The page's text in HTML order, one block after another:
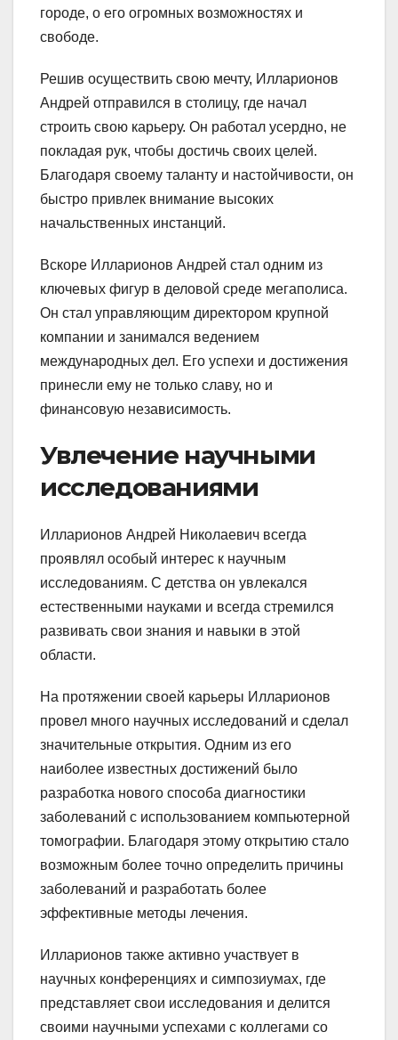
городе, о его огромных возможностях и
свободе.
Решив осуществить свою мечту, Илларионов
Андрей отправился в столицу, где начал
строить свою карьеру. Он работал усердно, не
покладая рук, чтобы достичь своих целей.
Благодаря своему таланту и настойчивости, он
быстро привлек внимание высоких
начальственных инстанций.
Вскоре Илларионов Андрей стал одним из
ключевых фигур в деловой среде мегаполиса.
Он стал управляющим директором крупной
компании и занимался ведением
международных дел. Его успехи и достижения
принесли ему не только славу, но и
финансовую независимость.
Увлечение научными
исследованиями
Илларионов Андрей Николаевич всегда
проявлял особый интерес к научным
исследованиям. С детства он увлекался
естественными науками и всегда стремился
развивать свои знания и навыки в этой
области.
На протяжении своей карьеры Илларионов
провел много научных исследований и сделал
значительные открытия. Одним из его
наиболее известных достижений было
разработка нового способа диагностики
заболеваний с использованием компьютерной
томографии. Благодаря этому открытию стало
возможным более точно определить причины
заболеваний и разработать более
эффективные методы лечения.
Илларионов также активно участвует в
научных конференциях и симпозиумах, где
представляет свои исследования и делится
своими научными успехами с коллегами со